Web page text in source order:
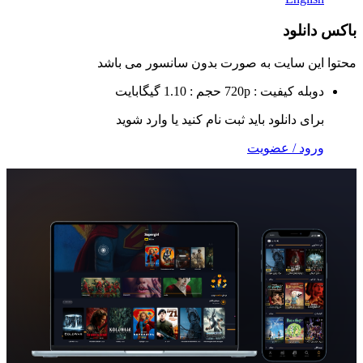
سایت به صورتبدون سانسورمی باشد
کیفیت : 720p حجم : 1.10 گیگابایت
دانلود باید ثبت نام کنید یا وارد شوید
/ عضویت